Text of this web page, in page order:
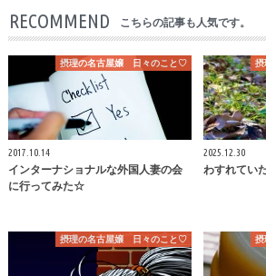
RECOMMEND こちらの記事も人気です。
摂理の名古屋嬢 日々のこと♡
2017.10.14
インターナショナルな外国人妻の会
に行ってみた☆
2025.12.30
わすれてい
摂理の名古屋嬢 日々のこと♡